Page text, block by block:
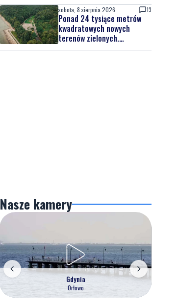
sobota, 8 sierpnia 2026 13
Ponad 24 tysiące metrów
kwadratowych nowych
terenów zielonych.
Powstanie nowa przestrzeń
Nasze kamery
Gdynia
Orłowo